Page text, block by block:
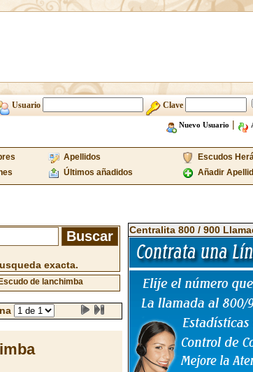
Usuario Clave
Nuevo Usuario |
Apellidos
Escudos
Últimos añadidos Añadir
exacta.
Escudo de lanchimba
Centralita 800 / 900